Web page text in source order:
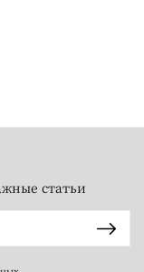
статьи